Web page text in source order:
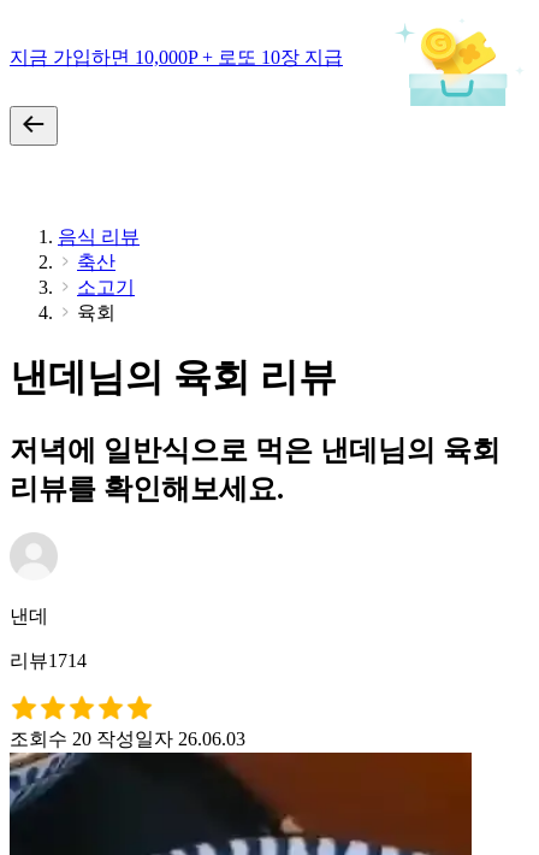
지금 가입하면 10,000P + 로또 10장 지급
음식 리뷰
축산
소고기
육회
낸데님의 육회 리뷰
저녁에 일반식으로 먹은 낸데님의 육회
리뷰를 확인해보세요.
낸데
리뷰1714
조회수 20 작성일자 26.06.03